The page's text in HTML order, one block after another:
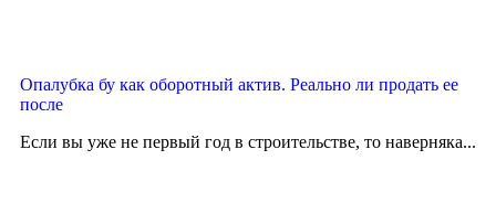
Опалубка бу как оборотный актив. Реально ли продать ее
после
Если вы уже не первый год в строительстве, то наверняка...